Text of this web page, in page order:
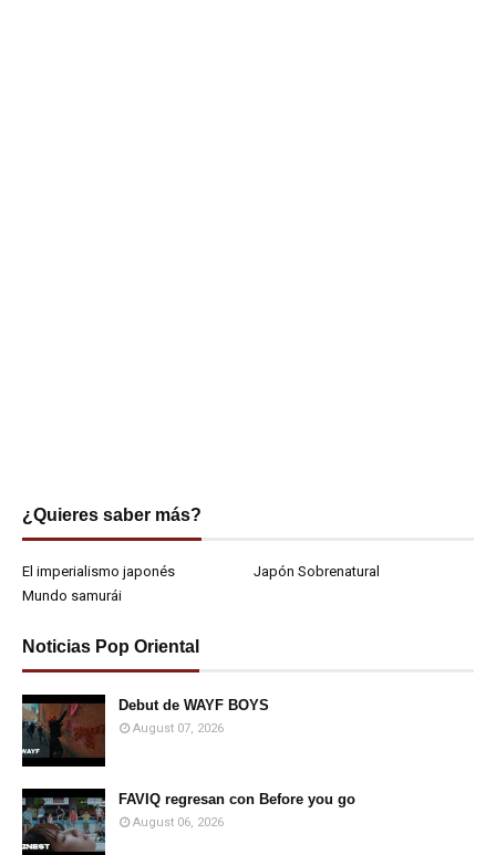
¿Quieres saber más?
El imperialismo japonés
Japón Sobrenatural
Mundo samurái
Noticias Pop Oriental
Debut de WAYF BOYS
August 07, 2026
FAVIQ regresan con Before you go
August 06, 2026